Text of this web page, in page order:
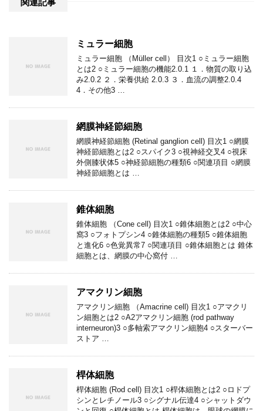
関連記事
ミュラー細胞
ミュラー細胞 （Müller cell） 目次1 ○ミュラー細胞
とは2 ○ミュラー細胞の機能2.0.1 １．物質の取り込
み2.0.2 ２．栄養供給 2.0.3 ３．血流の調整2.0.4
4．その他3 …
網膜神経節細胞
網膜神経節細胞 (Retinal ganglion cell) 目次1 ○網膜
神経節細胞とは2 ○スパイク3 ○視神経交叉4 ○視床
外側膝状体5 ○神経節細胞の種類6 ○関連項目 ○網膜
神経節細胞とは …
錐体細胞
錐体細胞 （Cone cell) 目次1 ○錐体細胞とは2 ○中心
窩3 ○フォトプシン4 ○錐体細胞の種類5 ○錐体細胞
と進化6 ○色覚異常7 ○関連項目 ○錐体細胞とは 錐体
細胞とは、網膜の中心窩付 …
アマクリン細胞
アマクリン細胞 （Amacrine cell) 目次1 ○アマクリ
ン細胞とは2 ○A2アマクリン細胞 (rod pathway
interneuron)3 ○多軸索アマクリン細胞4 ○スターバー
ストア …
桿体細胞
桿体細胞 (Rod cell) 目次1 ○桿体細胞とは2 ○ロドプ
シンとレチノール3 ○シグナル伝達4 ○シャットダウ